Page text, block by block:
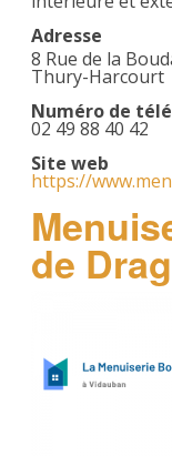
Adresse
8 Rue de la
Thury-Harcourt
Numéro de
02 49 88 40 42
Site web
https://
de